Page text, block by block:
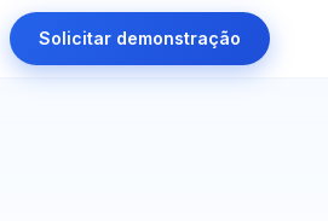
Solicitar demonstração